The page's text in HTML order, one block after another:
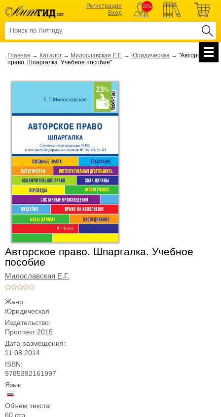
Регистрация
Вход
23%
Главная → Каталог → Милославская Е.Г. → Юридическая → "Авторское
право. Шпаргалка. Учебное пособие"
Авторское право. Шпаргалка. Учебное
пособие
Милославская Е.Г.
Жанр:
Юридическая
Издательство:
Проспект 2015
Дата размещения:
11.08.2014
ISBN:
9785392161997
Язык:
Объем текста:
60 стр.